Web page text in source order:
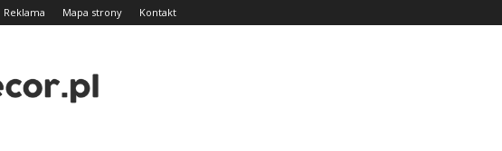
Reklama Mapa strony Kontakt